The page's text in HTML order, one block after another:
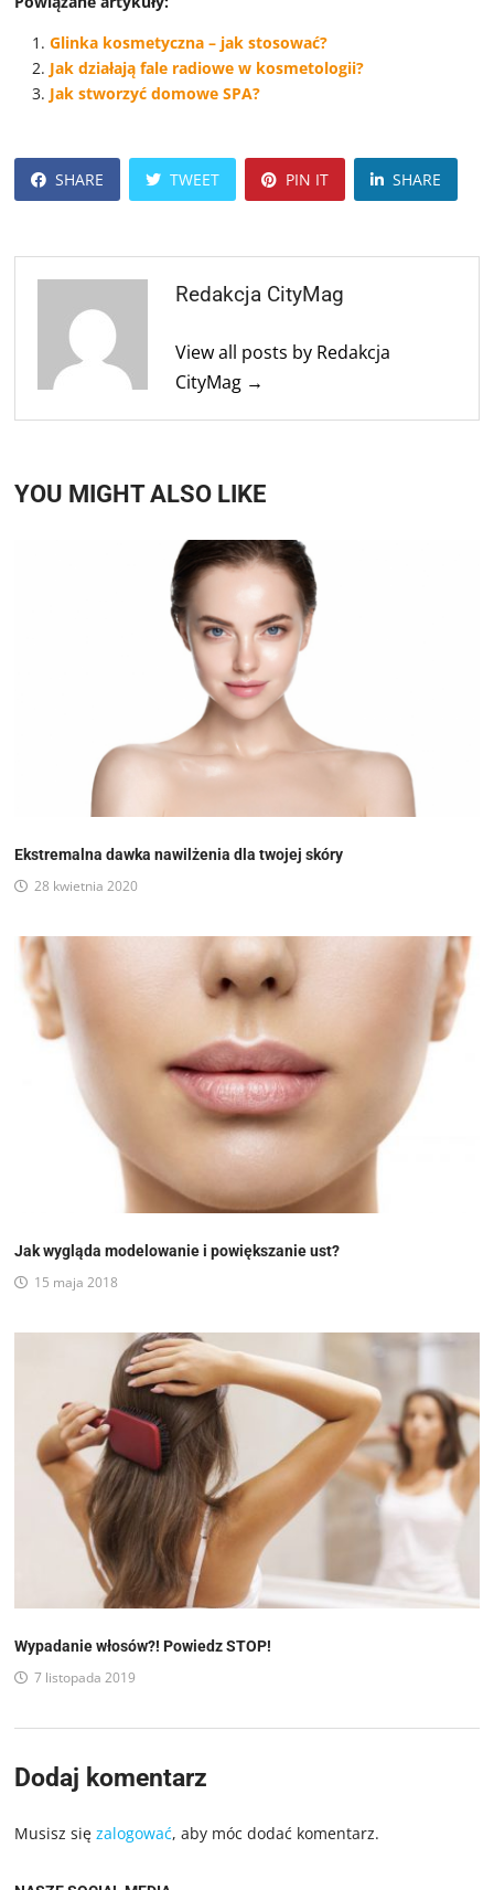
Glinka kosmetyczna – jak stosować?
Jak działają fale radiowe w kosmetologii?
Jak stworzyć domowe SPA?
SHARE TWEET PIN IT SHARE
Redakcja CityMag
View all posts by Redakcja
CityMag →
YOU MIGHT ALSO LIKE
Ekstremalna dawka nawilżenia dla twojej skóry
28 kwietnia 2020
Jak wygląda modelowanie i powiększanie ust?
15 maja 2018
Wypadanie włosów?! Powiedz STOP!
7 listopada 2019
Dodaj komentarz
Musisz sięzalogować, aby móc dodać komentarz.